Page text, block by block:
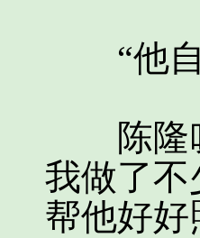
“他自
陈隆叹
我做了不
帮他好好